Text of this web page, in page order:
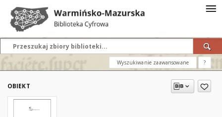
Wyszukiwanie zaawansowane ?
OBIEKT